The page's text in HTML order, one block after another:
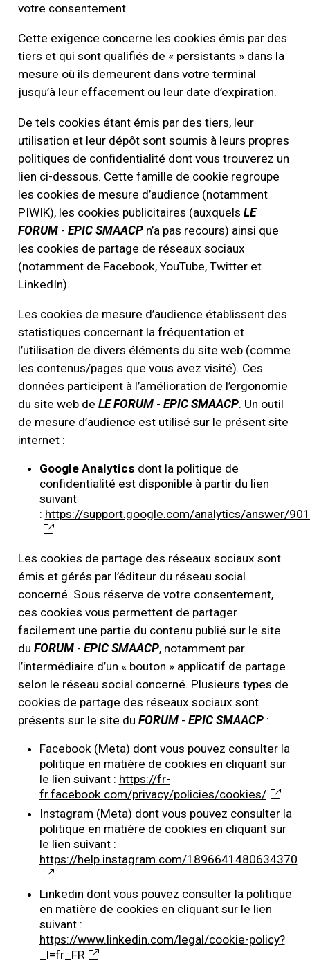
votre consentement
Cette exigence concerne les cookies émis par des
tiers et qui sont qualifiés de « persistants » dans la
mesure où ils demeurent dans votre terminal
jusqu’à leur effacement ou leur date d’expiration.
De tels cookies étant émis par des tiers, leur
utilisation et leur dépôt sont soumis à leurs propres
politiques de confidentialité dont vous trouverez un
lien ci-dessous. Cette famille de cookie regroupe
les cookies de mesure d’audience (notamment
PIWIK), les cookies publicitaires (auxquelsLE
FORUM -EPIC SMAACP n’a pas recours) ainsi que
les cookies de partage de réseaux sociaux
(notamment de Facebook, YouTube, Twitter et
LinkedIn).
Les cookies de mesure d’audience établissent des
statistiques concernant la fréquentation et
l’utilisation de divers éléments du site web (comme
les contenus/pages que vous avez visité). Ces
données participent à l’amélioration de l’ergonomie
du site web deLE FORUM -EPIC SMAACP. Un outil
de mesure d’audience est utilisé sur le présent site
internet :
Google Analytics dont la politique de
confidentialité est disponible à partir du lien
suivant
: https://support.google.com/analytics/answer/
Les cookies de partage des réseaux sociaux sont
émis et gérés par l’éditeur du réseau social
concerné. Sous réserve de votre consentement,
ces cookies vous permettent de partager
facilement une partie du contenu publié sur le site
duFORUM -EPIC SMAACP, notamment par
l’intermédiaire d’un « bouton » applicatif de partage
selon le réseau social concerné. Plusieurs types de
cookies de partage des réseaux sociaux sont
présents sur le site du FORUM -EPIC SMAACP :
Facebook (Meta) dont vous pouvez consulter la
politique en matière de cookies en cliquant sur
le lien suivant : https://fr-
fr.facebook.com/privacy/policies/cookies/
Instagram (Meta) dont vous pouvez consulter la
politique en matière de cookies en cliquant sur
le lien suivant :
https://help.instagram.com/1896641480634370
Linkedin dont vous pouvez consulter la politique
en matière de cookies en cliquant sur le lien
suivant :
https://www.linkedin.com/legal/cookie-policy?
_l=fr_FR